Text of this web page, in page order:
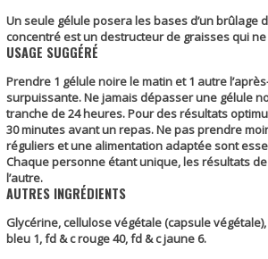
Un seule gélule posera les bases d’un brûlage
concentré est un destructeur de graisses qui
USAGE SUGGÉRÉ
Prendre 1 gélule noire le matin et 1 autre
surpuissante. Ne jamais dépasser une gélule
tranche de 24 heures. Pour des résultats
30 minutes avant un repas. Ne pas prendre
réguliers et une alimentation adaptée sont
Chaque personne étant unique, les résultats
l’autre.
AUTRES INGRÉDIENTS
Glycérine, cellulose végétale (capsule
bleu 1, fd & c rouge 40, fd & c jaune 6.